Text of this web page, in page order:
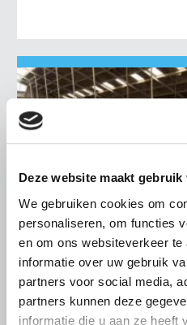
Deze website maakt gebruik
We gebruiken cookies om
personaliseren, om functies
en om ons websiteverkeer
informatie over uw gebruik
partners voor social media,
partners kunnen deze
informatie die u aan ze heeft
LTO LOBBY